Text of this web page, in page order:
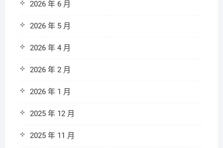
2026 年 6 月
2026 年 5 月
2026 年 4 月
2026 年 2 月
2026 年 1 月
2025 年 12 月
2025 年 11 月